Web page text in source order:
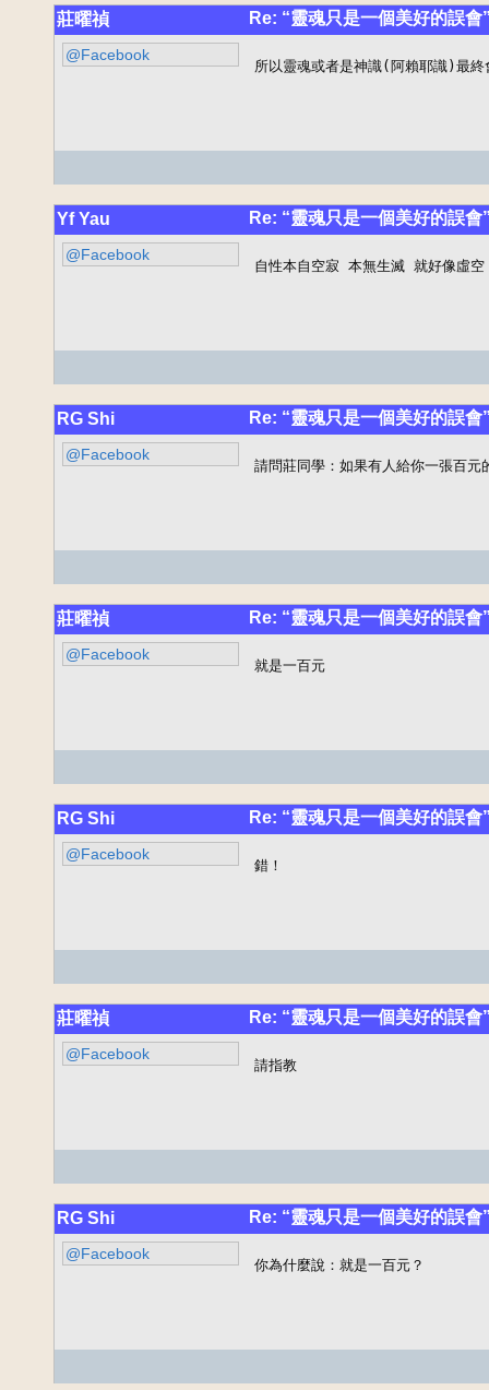
莊曜禎 Re: “靈魂只是一個美好的誤
@Facebook
所以靈魂或者是神識(阿賴耶識)最
Yf Yau Re: “靈魂只是一個美好的誤
@Facebook
自性本自空寂 本無生滅 就好像虛
RG Shi Re: “靈魂只是一個美好的誤
@Facebook
請問莊同學：如果有人給你一張百
莊曜禎 Re: “靈魂只是一個美好的誤
@Facebook
就是一百元
RG Shi Re: “靈魂只是一個美好的誤
@Facebook
錯！
莊曜禎 Re: “靈魂只是一個美好的誤
@Facebook
請指教
RG Shi Re: “靈魂只是一個美好的誤
@Facebook
你為什麼說：就是一百元？